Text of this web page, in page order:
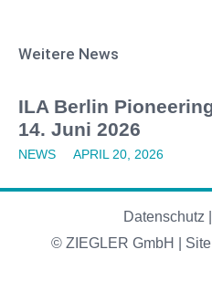
Weitere News
ILA Berlin
14. Juni 2026
NEWS APRIL 20, 2026
Datenschutz
© ZIEGLER GmbH |